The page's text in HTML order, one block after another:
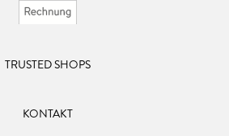
TRUSTED SHOPS
KONTAKT